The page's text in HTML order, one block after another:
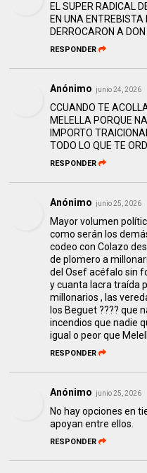
EL SUPER RADICAL
EN UNA ENTREBISTA
DERROCARON A
RESPONDER
Anónimo junio 24, 2026
CCUANDO TE
MELELLA PORQUE
IMPORTO
TODO LO QUE TE
RESPONDER
Anónimo junio 25, 2026
Mayor volumen
como serán los
codeo con Colazo
de plomero a
del Osef acéfalo sin
y cuanta lacra traída
millonarios , las
los Beguet ???? que
incendios que nadie
igual o peor que
RESPONDER
Anónimo junio 25, 2026
No hay opciones en
apoyan entre ellos.
RESPONDER